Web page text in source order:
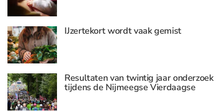
IJzertekort wordt vaak gemist
Resultaten van twintig jaar onderzoek
tijdens de Nijmeegse Vierdaagse